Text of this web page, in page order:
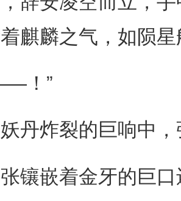
麒麟之气，如陨
！”
炸裂的巨响中，
嵌着金牙的巨口